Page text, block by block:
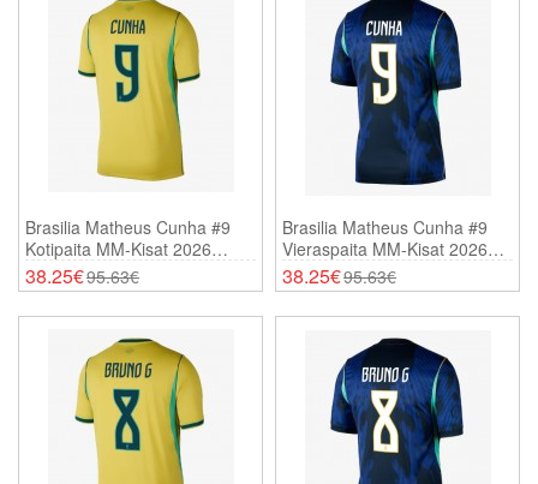
Brasilia Matheus Cunha #9
Kotipaita MM-Kisat 2026
Lyhythihainen
38.25€95.63€
Brasilia Matheus Cunha #9
Vieraspaita MM-Kisat 2026
Lyhythihainen
38.25€95.63€